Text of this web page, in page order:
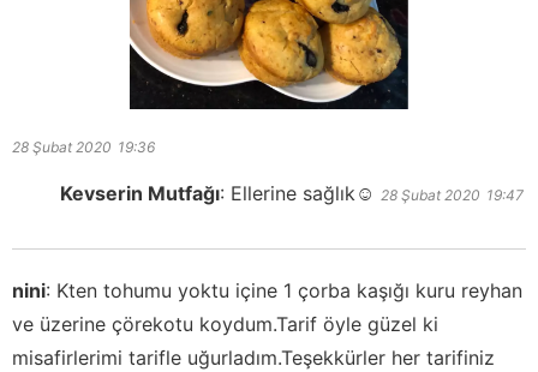
28 Şubat 2020 19:36
Kevserin Mutfağı: Ellerine sağlık☺️ 28 Şubat 2020 19:47
nini: Kten tohumu yoktu içine 1 çorba kaşığı kuru reyhan
ve üzerine çörekotu koydum.Tarif öyle güzel ki
misafirlerimi tarifle uğurladım.Teşekkürler her tarifiniz